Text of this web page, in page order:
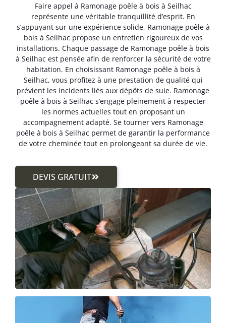
Faire appel à Ramonage poêle à bois à Seilhac
représente une véritable tranquillité d’esprit. En
s’appuyant sur une expérience solide, Ramonage poêle à
bois à Seilhac propose un entretien rigoureux de vos
installations. Chaque passage de Ramonage poêle à bois
à Seilhac est pensée afin de renforcer la sécurité de votre
habitation. En choisissant Ramonage poêle à bois à
Seilhac, vous profitez à une prestation de qualité qui
prévient les incidents liés aux dépôts de suie. Ramonage
poêle à bois à Seilhac s’engage pleinement à respecter
les normes actuelles tout en proposant un
accompagnement adapté. Se tourner vers Ramonage
poêle à bois à Seilhac permet de garantir la performance
de votre cheminée tout en prolongeant sa durée de vie.
DEVIS GRATUIT